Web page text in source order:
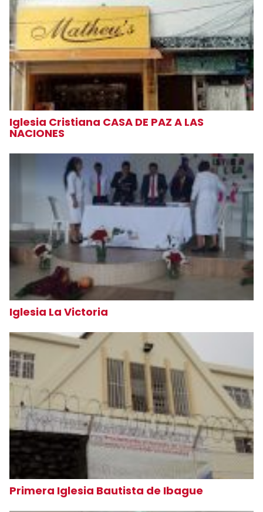
Iglesia Cristiana CASA DE PAZ A LAS
NACIONES
Iglesia La Victoria
Primera Iglesia Bautista de Ibague